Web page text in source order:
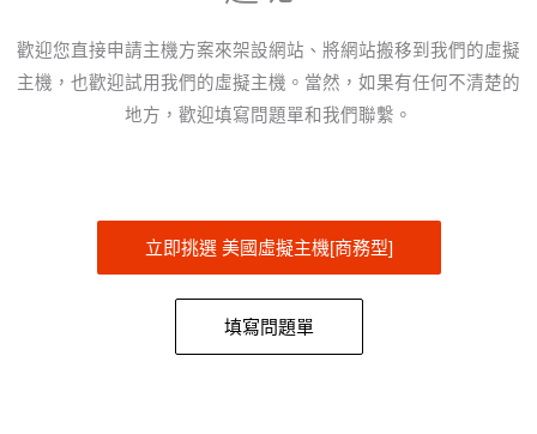
歡迎您直接申請主機方案來架設網站、將網站搬移到我們的虛擬
主機，也歡迎試用我們的虛擬主機。當然，如果有任何不清楚的
地方，歡迎填寫問題單和我們聯繫。
立即挑選 美國虛擬主機[商務型]
填寫問題單